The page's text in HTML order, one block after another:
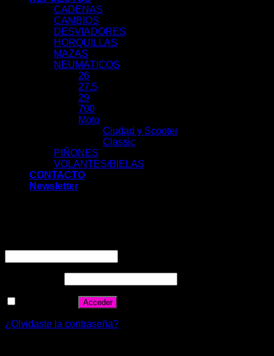
CADENAS
CAMBIOS
DESVIADORES
HORQUILLAS
MAZAS
NEUMÁTICOS
26
27.5
29
700
Moto
Ciudad y Scooter
Classic
PIÑONES
VOLANTES/BIELAS
CONTACTO
Newsletter
Acceder
¿Olvidaste la contraseña?